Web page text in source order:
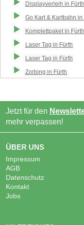
Displayverleih in Fürth
Go Kart & Kartbahn in
Komplettpaketin Fürth
Laser Tag in Fürth
Laser Tag in Fürth
Zorbing in Fürth
Jetzt für den
mehr verpassen!
ÜBER UNS
Impressum
AGB
Datenschutz
Kontakt
Jobs